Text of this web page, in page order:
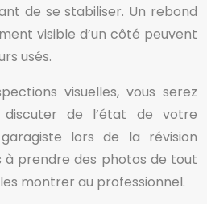
de se stabiliser. Un rebond
visible d’un côté peuvent
usés.
visuelles, vous serez
de l’état de votre
lors de la révision
à prendre des photos de tout
montrer au professionnel.